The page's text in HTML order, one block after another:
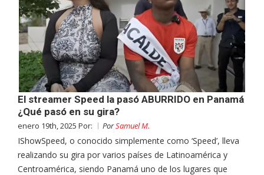
El streamer Speed la pasó ABURRIDO en Panamá
¿Qué pasó en su gira?
enero 19th, 2025 Por: PorSamuel M.
IShowSpeed, o conocido simplemente como ‘Speed’, lleva
realizando su gira por varios países de Latinoamérica y
Centroamérica, siendo Panamá uno de los lugares que